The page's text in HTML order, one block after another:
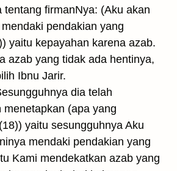
tentang firmanNya: (Aku akan
pendakian yang
yaitu kepayahan karena azab.
azab yang tidak ada hentinya,
Ibnu Jarir.
dia telah
menetapkan (apa yang
yaitu sesungguhnya Aku
mendaki pendakian yang
Kami mendekatkan azab yang